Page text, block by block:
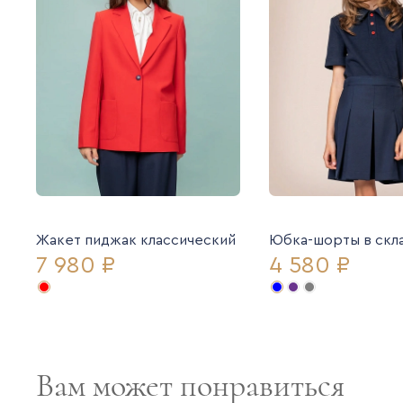
Жакет пиджак классический
7 980 ₽
Юбка-шорты в
4 580 ₽
Вам может понравиться